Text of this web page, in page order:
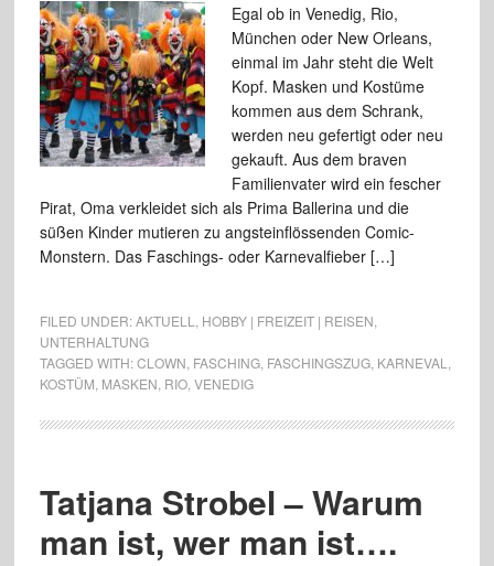
Egal ob in Venedig, Rio,
München oder New Orleans,
einmal im Jahr steht die Welt
Kopf. Masken und Kostüme
kommen aus dem Schrank,
werden neu gefertigt oder neu
gekauft. Aus dem braven
Familienvater wird ein fescher
Pirat, Oma verkleidet sich als Prima Ballerina und die
süßen Kinder mutieren zu angsteinflössenden Comic-
Monstern. Das Faschings- oder Karnevalfieber […]
FILED UNDER:AKTUELL HOBBY | FREIZEIT | REISEN
UNTERHALTUNG
TAGGED WITH:CLOWN FASCHING, FASCHINGSZUG, KARNEVAL
KOSTÜM MASKEN RIO, VENEDIG
Tatjana Strobel – Warum
man ist, wer man ist….